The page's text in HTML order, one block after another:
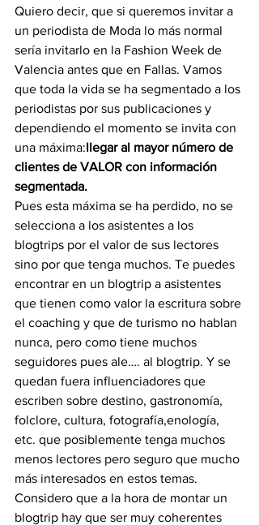
Quiero decir, que si queremos invitar a
un periodista de Moda lo más normal
sería invitarlo en la Fashion Week de
Valencia antes que en Fallas. Vamos
que toda la vida se ha segmentado a los
periodistas por sus publicaciones y
dependiendo el momento se invita con
una máxima:llegar al mayor número de
clientes de VALOR con información
segmentada.
Pues esta máxima se ha perdido, no se
selecciona a los asistentes a los
blogtrips por el valor de sus lectores
sino por que tenga muchos. Te puedes
encontrar en un blogtrip a asistentes
que tienen como valor la escritura sobre
el coaching y que de turismo no hablan
nunca, pero como tiene muchos
seguidores pues ale…. al blogtrip. Y se
quedan fuera influenciadores que
escriben sobre destino, gastronomía,
folclore, cultura, fotografía,enología,
etc. que posiblemente tenga muchos
menos lectores pero seguro que mucho
más interesados en estos temas.
Considero que a la hora de montar un
blogtrip hay que ser muy coherentes